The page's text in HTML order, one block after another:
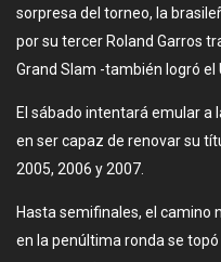
sorpresa del torneo, la
por su tercer Roland Garros
Grand Slam -también logró el
El sábado intentará emular a
en ser capaz de renovar su
2005, 2006 y 2007.
Hasta semifinales, el camino
en la penúltima ronda se